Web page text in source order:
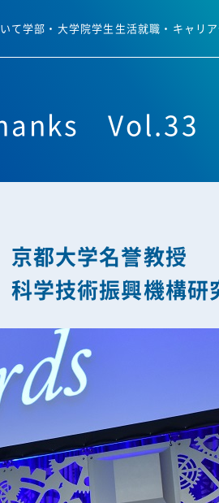
て学部・大学院学生生活就職・キャリア
thanks Vol.33
都大学名誉教授
研究